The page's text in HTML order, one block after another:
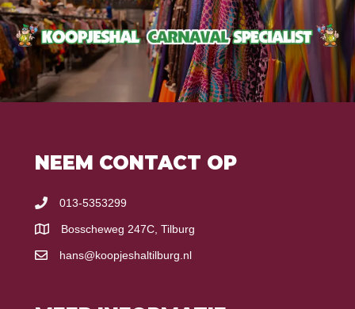
NEEM CONTACT OP
013-5353299
Bosscheweg 247C, Tilburg
hans@koopjeshaltilburg.nl